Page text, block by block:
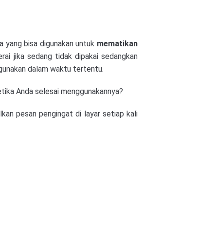
bisa digunakan untuk mematikan
jika sedang tidak dipakai sedangkan
dalam waktu tertentu.
Anda selesai menggunakannya?
pesan pengingat di layar setiap kali